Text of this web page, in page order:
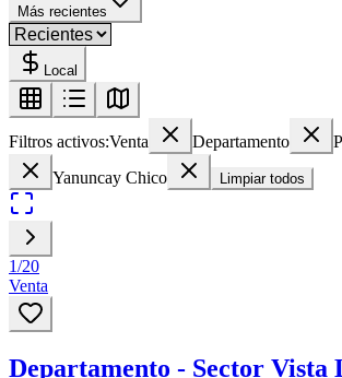
Más recientes
Local
Filtros activos:Venta Departamento
Yanuncay Chico
Limpiar todos
1/20
Venta
Departamento - Sector Vista